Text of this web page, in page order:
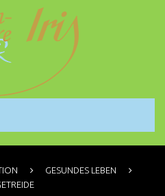
GESUNDES LEBEN